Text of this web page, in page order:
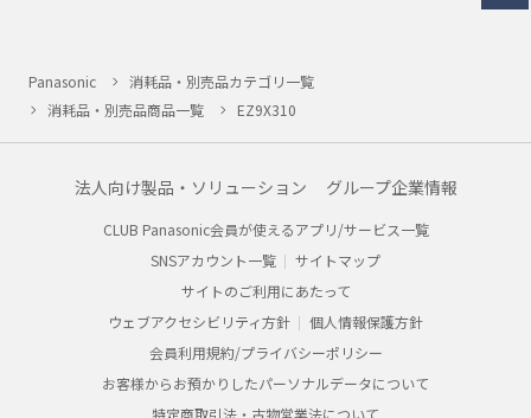
Panasonic
消耗品・別売品カテゴリ一覧
消耗品・別売品商品一覧
EZ9X310
法人向け製品・ソリューション グループ企業情報
CLUB Panasonic会員が使えるアプリ/サービス一覧
SNSアカウント一覧
サイトマップ
サイトのご利用にあたって
ウェブアクセシビリティ方針
個人情報保護方針
会員利用規約/プライバシーポリシー
お客様からお預かりしたパーソナルデータについて
特定商取引法・古物営業法について